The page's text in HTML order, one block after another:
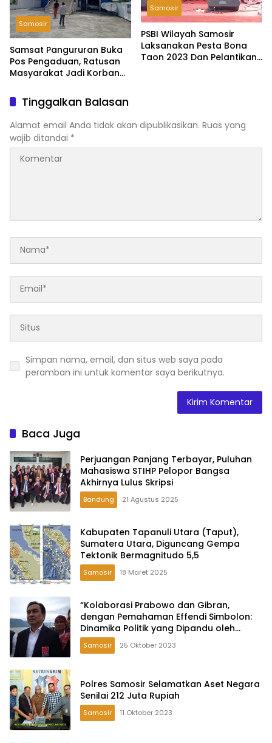
Samosir
Samsat Pangururan Buka
Pos Pengaduan, Ratusan
Masyarakat Jadi Korban
Samosir
PSBI Wilayah Samosir
Laksanakan Pesta Bona
Taon 2023 Dan Pelantikan
Tinggalkan Balasan
Alamat email Anda tidak akan dipublikasikan. Ruas yang
wajib ditandai *
Simpan nama, email, dan situs web saya pada
peramban ini untuk komentar saya berikutnya.
Baca Juga
Perjuangan Panjang Terbayar, Puluhan
Mahasiswa STIHP Pelopor Bangsa
Akhirnya Lulus Skripsi
Bandung 21 Agustus 2025
Kabupaten Tapanuli Utara (Taput),
Sumatera Utara, Diguncang Gempa
Tektonik Bermagnitudo 5,5
Samosir 18 Maret 2025
“Kolaborasi Prabowo dan Gibran,
dengan Pemahaman Effendi Simbolon:
Dinamika Politik yang Dipandu oleh
Mereka yang Bertanggung Jawab”
Samosir 25 Oktober 2023
Polres Samosir Selamatkan Aset Negara
Senilai 212 Juta Rupiah
Samosir 11 Oktober 2023